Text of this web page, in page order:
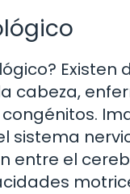
cabeza,
sistema
entre el